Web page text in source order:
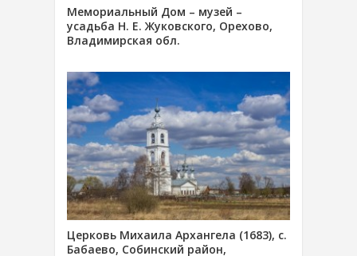
Мемориальный Дом – музей –
усадьба Н. Е. Жуковского, Орехово,
Владимирская обл.
Церковь Михаила Архангела (1683), с.
Бабаево, Собинский район,